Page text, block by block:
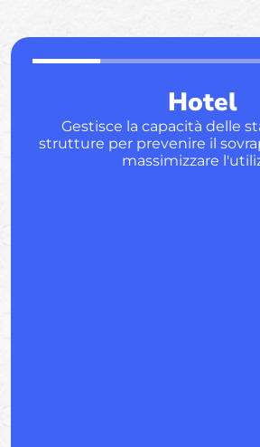
Hotel
Gestisce la capacità delle
strutture per prevenire il
massimizzare